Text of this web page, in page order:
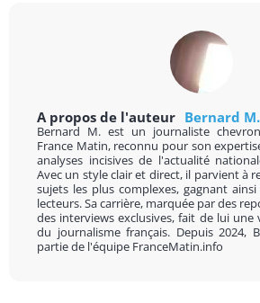
A propos de l'auteur Bernard M.
Bernard M. est un journaliste
France Matin, reconnu pour son
analyses incisives de l'actualité
Avec un style clair et direct, il parvient à
sujets les plus complexes, gagnant
lecteurs. Sa carrière, marquée par des
des interviews exclusives, fait de lui
du journalisme français. Depuis 2024,
partie de l'équipe FranceMatin.info